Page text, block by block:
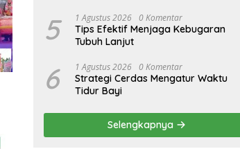
5 1 Agustus 2026 0 Komentar
Tips Efektif Menjaga Kebugaran
Tubuh Lanjut
6 1 Agustus 2026 0 Komentar
Strategi Cerdas Mengatur Waktu
Tidur Bayi
Selengkapnya